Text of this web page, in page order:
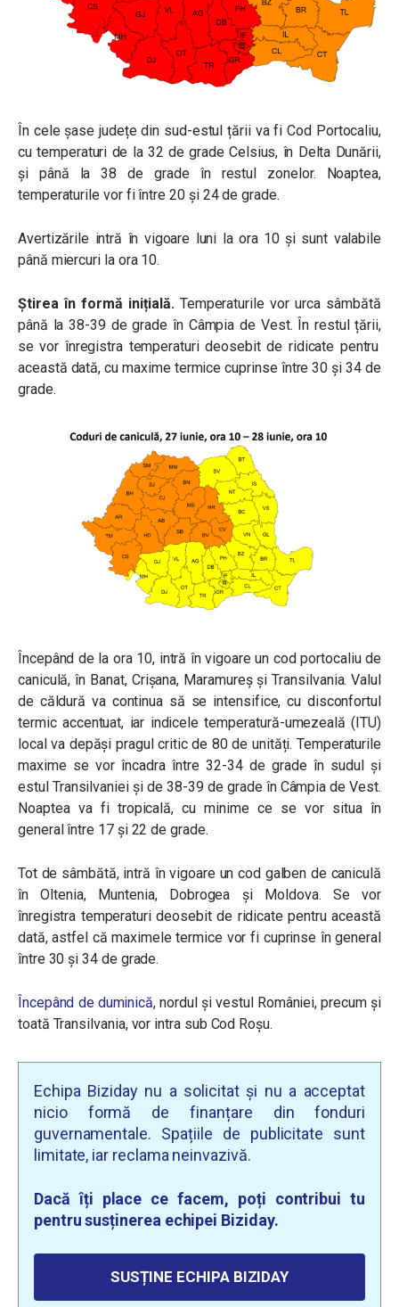
În cele șase județe din sud-estul țării va fi Cod Portocaliu,
cu temperaturi de la 32 de grade Celsius, în Delta Dunării,
și până la 38 de grade în restul zonelor. Noaptea,
temperaturile vor fi între 20 și 24 de grade.
Avertizările intră în vigoare luni la ora 10 și sunt valabile
până miercuri la ora 10.
Știrea în formă inițială.Temperaturile vor urca sâmbătă
până la 38-39 de grade în Câmpia de Vest. În restul țării,
se vor înregistra temperaturi deosebit de ridicate pentru
această dată, cu maxime termice cuprinse între 30 și 34 de
grade.
Începând de la ora 10, intră în vigoare un cod portocaliu de
caniculă, în Banat, Crișana, Maramureș și Transilvania. Valul
de căldură va continua să se intensifice, cu disconfortul
termic accentuat, iar indicele temperatură-umezeală (ITU)
local va depăși pragul critic de 80 de unități. Temperaturile
maxime se vor încadra între 32-34 de grade în sudul și
estul Transilvaniei și de 38-39 de grade în Câmpia de Vest.
Noaptea va fi tropicală, cu minime ce se vor situa în
general între 17 și 22 de grade.
Tot de sâmbătă, intră în vigoare un cod galben de caniculă
în Oltenia, Muntenia, Dobrogea și Moldova. Se vor
înregistra temperaturi deosebit de ridicate pentru această
dată, astfel că maximele termice vor fi cuprinse în general
între 30 și 34 de grade.
Începând de duminică, nordul și vestul României, precum și
toată Transilvania, vor intra sub Cod Roșu.
Echipa Biziday nu a solicitat și nu a acceptat
nicio formă de finanțare din fonduri
guvernamentale. Spațiile de publicitate sunt
limitate, iar reclama neinvazivă.
Dacă îți place ce facem, poți contribui tu
pentru susținerea echipei Biziday.
SUSȚINE ECHIPA BIZIDAY